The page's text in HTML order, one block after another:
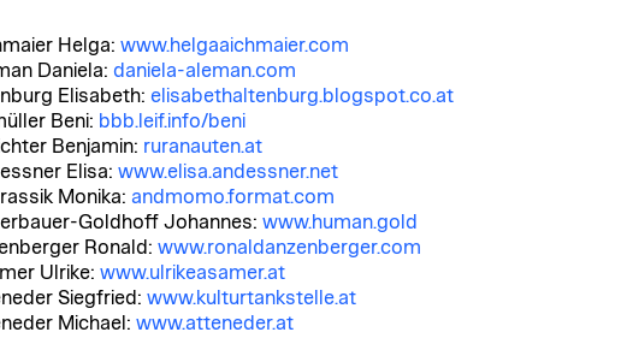
Helga: www.helgaaichmaier.com
Daniela: daniela-aleman.com
Elisabeth: elisabethaltenburg.blogspot.co.at
Beni: bbb.leif.info/beni
Benjamin: ruranauten.at
Elisa: www.elisa.andessner.net
Monika: andmomo.format.com
Goldhoff Johannes: www.human.gold
Ronald: www.ronaldanzenberger.com
Ulrike: www.ulrikeasamer.at
Siegfried: www.kulturtankstelle.at
Michael: www.atteneder.at